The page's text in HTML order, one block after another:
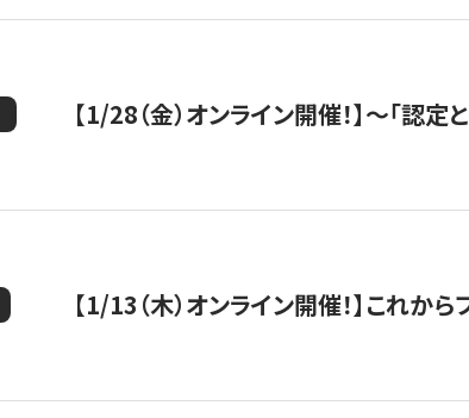
【1/28（金）オンライン開催！】〜「認
【1/13（木）オンライン開催！】これか